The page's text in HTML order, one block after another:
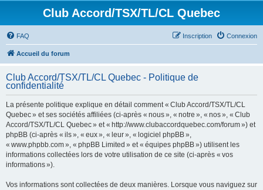
Club Accord/TSX/TL/CL Quebec
FAQ Connexion
Inscription
Accueil du forum
Club Accord/TSX/TL/CL Quebec - Politique de
confidentialité
La présente politique explique en détail comment « Club Accord/TSX/TL/CL
Quebec » et ses sociétés affiliées (ci-après « nous », « notre », « nos », « Club
Accord/TSX/TL/CL Quebec » et « http://www.clubaccordquebec.com/forum ») et
phpBB (ci-après « ils », « eux », « leur », « logiciel phpBB »,
« www.phpbb.com », « phpBB Limited » et « équipes phpBB ») utilisent les
informations collectées lors de votre utilisation de ce site (ci-après « vos
informations »).
Vos informations sont collectées de deux manières. Lorsque vous naviguez sur